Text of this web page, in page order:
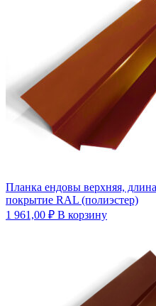
Планка ендовы верхняя,
покрытие RAL (полиэстер)
1 961,00 ₽ В корзину